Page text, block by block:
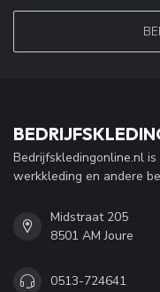
Bedrijfskledingonline.nl
werkkleding en andere
Midstraat 205
8501 AM Joure
0513-724641